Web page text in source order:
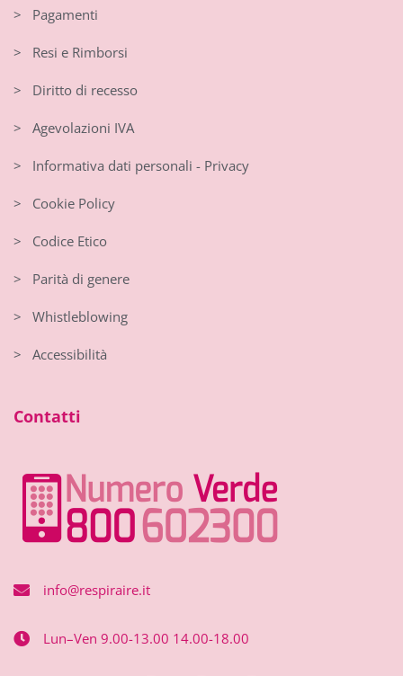
> Pagamenti
> Resi e Rimborsi
> Diritto di recesso
> Agevolazioni IVA
> Informativa dati personali - Privacy
> Cookie Policy
> Codice Etico
> Parità di genere
> Whistleblowing
> Accessibilità
Contatti
info@respiraire.it
Lun–Ven 9.00-13.00 14.00-18.00